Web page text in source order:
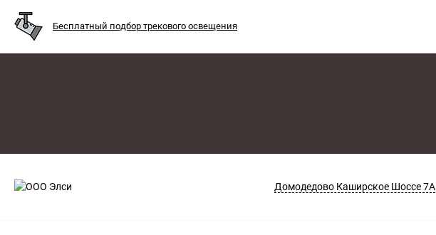
Бесплатный подбор трекового освещения
Домодедово Каширское Шоссе 7А